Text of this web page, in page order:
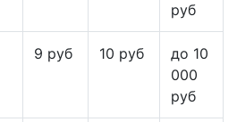
руб
9 руб 10 руб
до 10
000
руб